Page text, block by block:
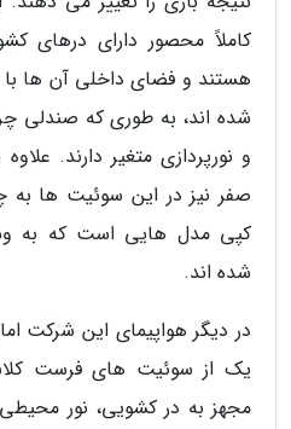
کاملاً محصور دارای درهای
هستند و فضای داخلی آن ها با
شده اند، به طوری که صندلی
و نورپردازی متغیر دارند.
صفر نیز در این سوئیت ها
کپی مدل هایی است که به
شده اند.
یک از سوئیت های فرست
مجهز به در کشویی، نور